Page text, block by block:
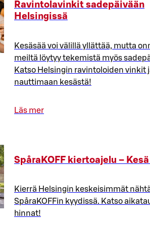
Ravintolavinkit sadepäivään
Helsingissä
Kesäsää voi välillä yllättää, mutta
meiltä löytyy tekemistä myös
Katso Helsingin ravintoloiden vinkit
nauttimaan kesästä!
Läs mer
SpåraKOFF kiertoajelu –
Kierrä Helsingin keskeisimmät
SpåraKOFFin kyydissä. Katso
hinnat!